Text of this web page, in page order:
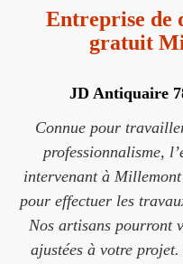
Entreprise de
gratuit
JD Antiquaire
Connue pour
professionnalisme,
intervenant à
pour effectuer les
Nos artisans pourront
ajustées à votre